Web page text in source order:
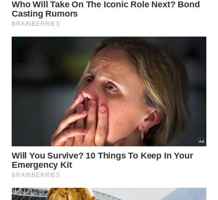
forma ainda mais complexa. Até mesmo bordas de
canteiros podem ser decoradas com CDs fincados
brilhante que protege e embeleza ao mesmo tempo.